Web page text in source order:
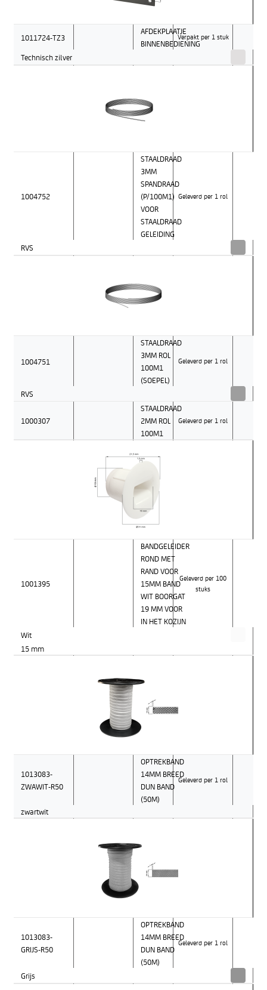
1011724-TZ3
AFDEKPLAATJE
BINNENBEDIENING
Verpakt per 1 stuk
Technisch zilver
1004752
STAALDRAAD
3MM
SPANDRAAD
(P/100M1)
VOOR
STAALDRAAD
GELEIDING
Geleverd per 1 rol
RVS
1004751
STAALDRAAD
3MM ROL
100M1
(SOEPEL)
Geleverd per 1 rol
RVS
1000307
STAALDRAAD
2MM ROL
100M1
Geleverd per 1 rol
1001395
BANDGELEIDER
ROND MET
RAND VOOR
15MM BAND
WIT BOORGAT
19 MM VOOR
IN HET KOZIJN
Geleverd per 100
stuks
Wit
15 mm
1013083-
ZWAWIT-R50
OPTREKBAND
14MM BREED
DUN BAND
(50M)
Geleverd per 1 rol
zwartwit
1013083-
GRIJS-R50
OPTREKBAND
14MM BREED
DUN BAND
(50M)
Geleverd per 1 rol
Grijs